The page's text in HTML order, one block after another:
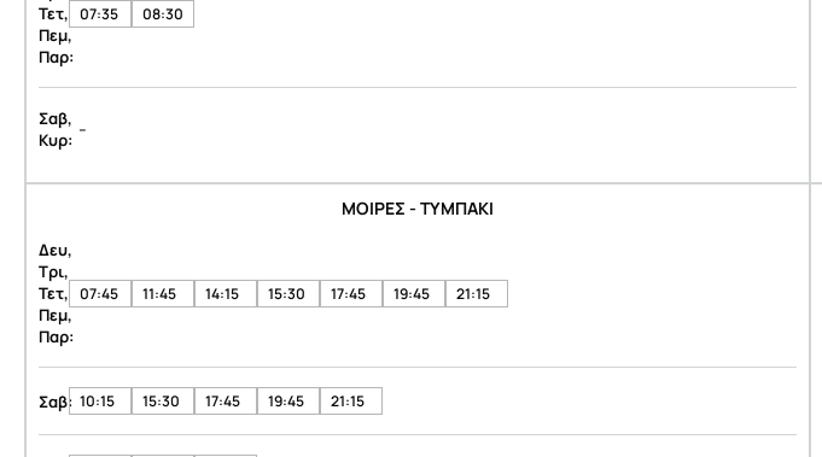
Τετ,
Πεμ,
Παρ:
07:35 08:30
Σαβ,
Κυρ: -
ΜΟΙΡΕΣ - ΤΥΜΠΑΚΙ
Δευ,
Τρι,
Τετ,
Πεμ,
Παρ:
07:45 11:45 14:15 15:30 17:45 19:45 21:15
Σαβ: 10:15 15:30 17:45 19:45 21:15